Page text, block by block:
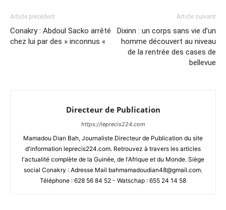
Article précédent
Conakry : Abdoul Sacko arrêté
chez lui par des » inconnus «
Article suivant
Dixinn : un corps sans vie d’un
homme découvert au niveau
de la rentrée des cases de
bellevue
Directeur de Publication
https://leprecis224.com
Mamadou Dian Bah, Journaliste Directeur de Publication du site
d'information leprecis224.com. Retrouvez à travers les articles
l'actualité complète de la Guinée, de l'Afrique et du Monde. Siège
social Conakry : Adresse Mail bahmamadoudian48@gmail.com.
Téléphone : 628 56 84 52 - Watschap : 655 24 14 58